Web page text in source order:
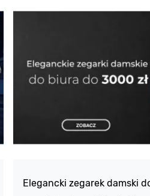
Elegancki zegarek damski